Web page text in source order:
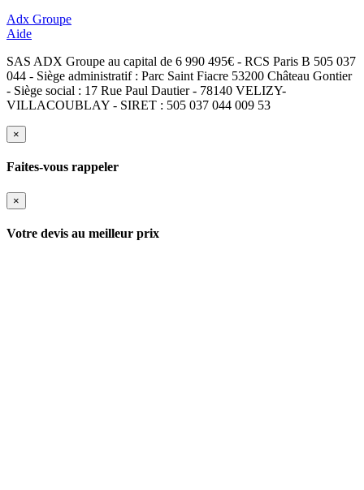
Adx Groupe
Aide
SAS ADX Groupe au capital de 6 990 495€ - RCS Paris B 505 037
044 - Siège administratif : Parc Saint Fiacre 53200 Château Gontier
- Siège social : 17 Rue Paul Dautier - 78140 VELIZY-
VILLACOUBLAY - SIRET : 505 037 044 009 53
×
Faites-vous rappeler
×
Votre devis au meilleur prix